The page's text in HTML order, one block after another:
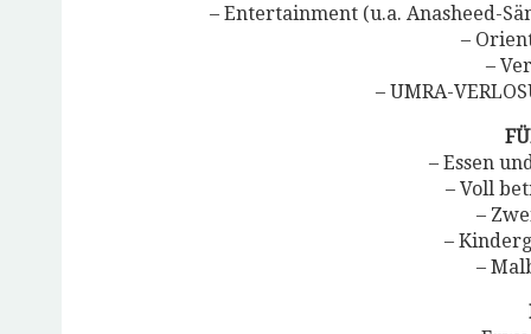
– Entertainment (u.a. Anasheed-
–
–
– UMRA-
– Essen
– Voll
–
–
–